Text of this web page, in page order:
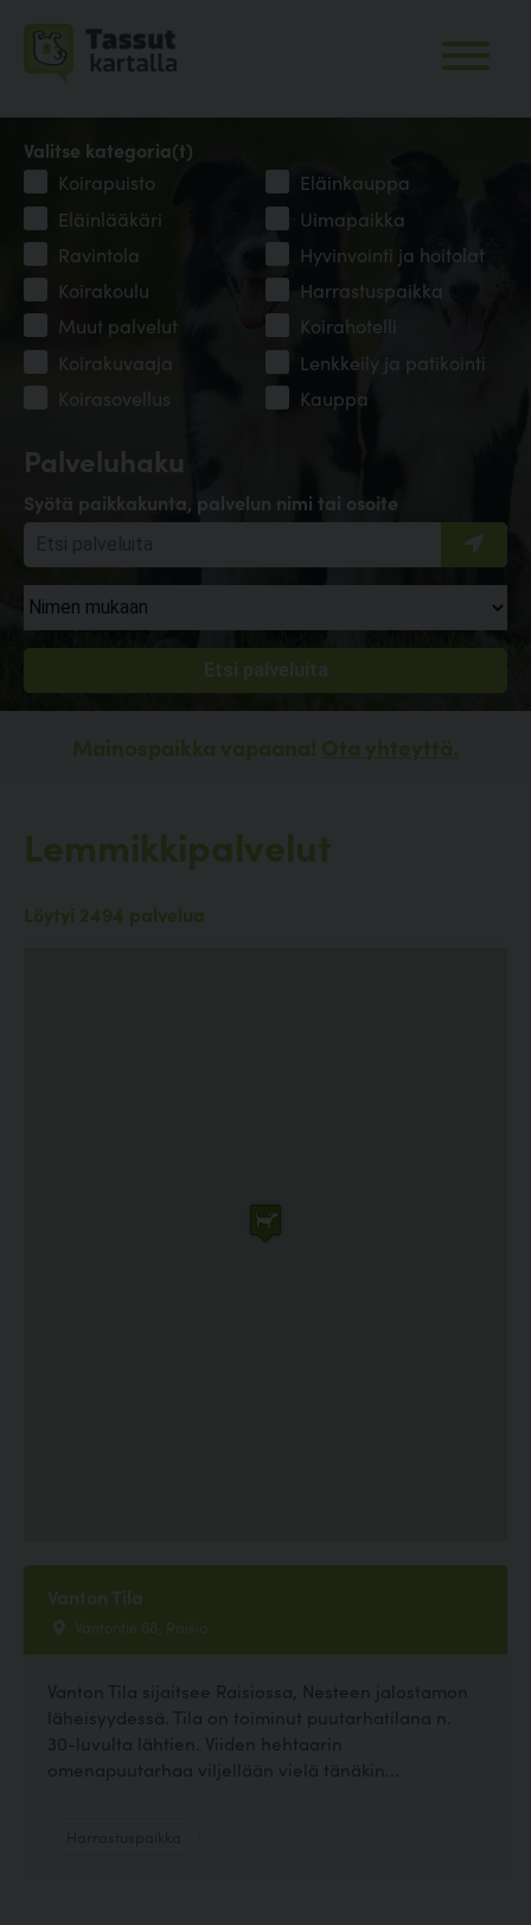
Palveluhaku
Syötä paikkakunta, palvelun nimi tai osoite
Valitse kategoria(t)
Koirapuisto
Eläinkauppa
Eläinlääkäri
Uimapaikka
Ravintola
Hyvinvointi ja hoitolat
Koirakoulu
Harrastuspaikka
Muut palvelut
Koirahotelli
Koirakuvaaja
Lenkkeily ja patikointi
Koirasovellus
Kauppa
Mainospaikka vapaana! Ota yhteyttä.
Lemmikkipalvelut
Löytyi 2494 palvelua
Vanton Tila
Vantontie 68, Raisio
Vanton Tila sijaitsee Raisiossa, Nesteen jalostamon
läheisyydessä. Tila on toiminut puutarhatilana n.
30-luvulta lähtien. Viiden hehtaarin
omenapuutarhaa viljellään vielä tänäkin...